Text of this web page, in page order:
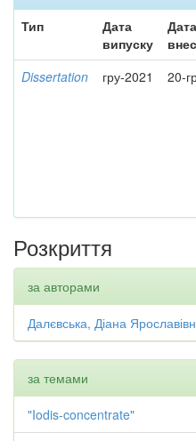
Тип
Дата
випуску
Дата
Dissertation гру-2021 20-
Розкриття
за авторами
Далєвська, Діана
за темами
"Iodis-concentrate"